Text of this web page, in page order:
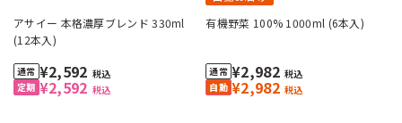
アサイー 本格濃厚ブレンド 330ml
(12本入)
¥2,592 税込
¥2,592 税込
有機野菜 100% 1000ml (6本入)
¥2,982 税込
¥2,982 税込